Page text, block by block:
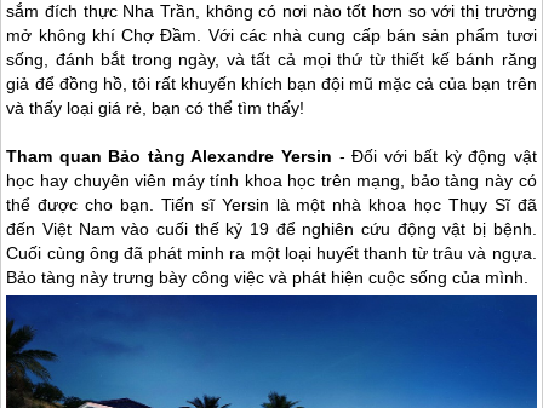
sắm đích thực Nha Trần, không có nơi nào tốt hơn so với thị trường
mở không khí Chợ Đầm. Với các nhà cung cấp bán sản phẩm tươi
sống, đánh bắt trong ngày, và tất cả mọi thứ từ thiết kế bánh răng
giả để đồng hồ, tôi rất khuyến khích bạn đội mũ mặc cả của bạn trên
và thấy loại giá rẻ, bạn có thể tìm thấy!
Tham quan Bảo tàng Alexandre Yersin - Đối với bất kỳ động vật
học hay chuyên viên máy tính khoa học trên mạng, bảo tàng này có
thể được cho bạn. Tiến sĩ Yersin là một nhà khoa học Thụy Sĩ đã
đến Việt Nam vào cuối thế kỷ 19 để nghiên cứu động vật bị bệnh.
Cuối cùng ông đã phát minh ra một loại huyết thanh từ trâu và ngựa.
Bảo tàng này trưng bày công việc và phát hiện cuộc sống của mình.